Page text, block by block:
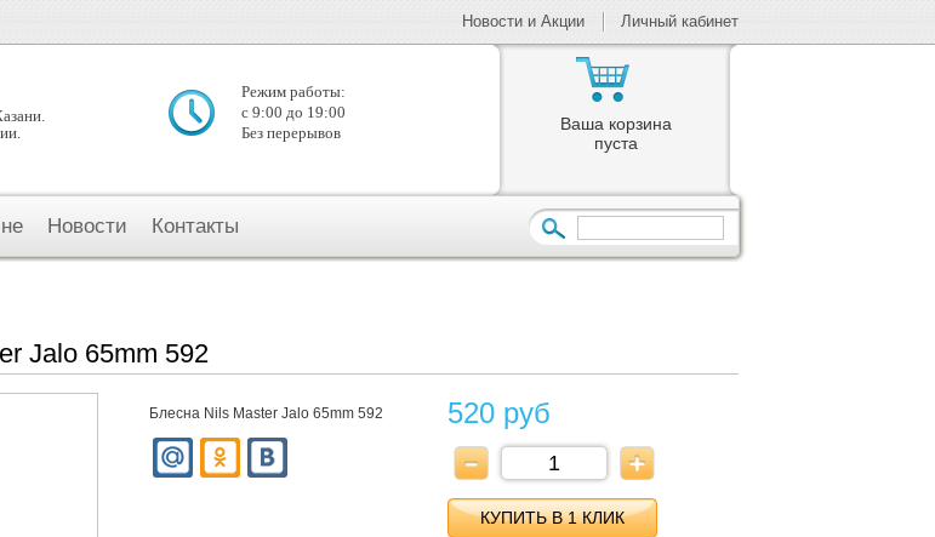
Личный кабинет
Новости и Акции
Режим работы:
с 9:00 до 19:00
Без перерывов
Ваша корзина
пуста
Новости Контакты
Jalo 65mm 592
Блесна Nils Master Jalo 65mm 592 520 руб
КУПИТЬ В 1 КЛИК